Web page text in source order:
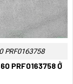
PRF0163758
PRF0163758 Ở